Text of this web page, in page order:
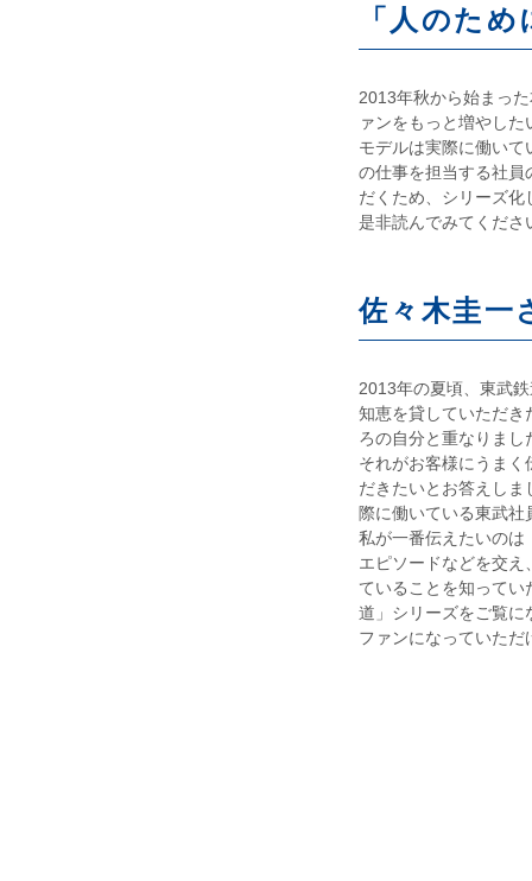
「人のた
2013年秋から始まっ
ァンをもっと増やし
モデルは実際に働い
の仕事を担当する社員
だくため、シリーズ
是非読んでみてくださ
佐々木圭一
2013年の夏頃、東武
知恵を貸していただき
ろの自分と重なりま
それがお客様にうま
だきたいとお答えし
際に働いている東武
私が一番伝えたいのは
エピソードなどを交
ていることを知って
道」シリーズをご覧に
ファンになっていただ